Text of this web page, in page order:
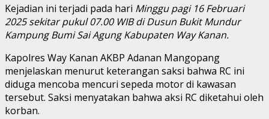
Kejadian ini terjadi pada hari Minggu pagi 16 Februari
2025 sekitar pukul 07.00 WIB di Dusun Bukit Mundur
Kampung Bumi Sai Agung Kabupaten Way Kanan.
Kapolres Way Kanan AKBP Adanan Mangopang
menjelaskan menurut keterangan saksi bahwa RC ini
diduga mencoba mencuri sepeda motor di kawasan
tersebut. Saksi menyatakan bahwa aksi RC diketahui oleh
korban.